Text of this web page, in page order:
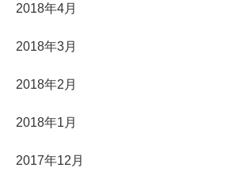
2018年4月
2018年3月
2018年2月
2018年1月
2017年12月